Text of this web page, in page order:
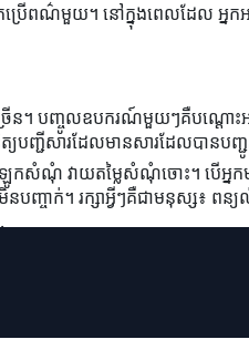
ប្រើពណ៌មួយ។ នៅក្នុងពេលដែល អ្ន
ើន។ បញ្ចូលឧបករណ៍មួយៗគឺបណ្ដោះអ
ត្យបញ្ជីសារដែលមានសារដែលបានបញ្
រឡូកសំណុំ វាយតម្លៃសំណុំចោះ។ បើ
ញ្ចាក់។ រក្សាអ្វីៗគឺជាមនុស្ស៖ ពន្